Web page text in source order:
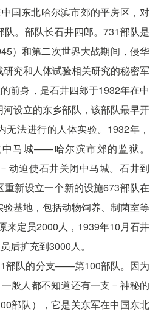
国东北哈尔滨市郊的平房区，对
队。部队长石井四郎。731部队是
）和第二次世界大战期间，侵华
究和人体试验相关研究的秘密军
前身，是石井四郎于1932年在中
设立的东乡部队，该部队最早开
无法进行的人体实验。1932年，
马城——哈尔滨市郊的监狱。
动迫使石井关闭中马城。石井到
重新设立一个新的设施673部队在
基地，包括动物饲养、制菌室等
来定员2000人，1939年10月石井
后扩充到3000人。
部队的分支——第100部队。因为
般人都不知道还有一支－神秘的
部队），它是关东军在中国东北